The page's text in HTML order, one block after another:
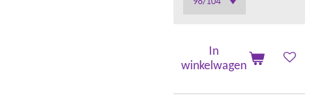
In
winkelwagen